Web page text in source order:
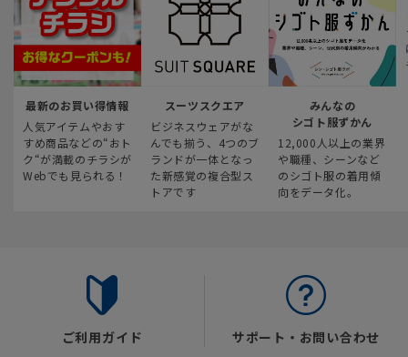
最新のお買い得情報
人気アイテムやおす
すめ商品などの“おト
ク“が満載のチラシが
Webでも見られる！
スーツスクエア
ビジネスウェアがな
んでも揃う、4つのブ
ランドが一体となっ
た新感覚の複合型ス
トアです
みんなの
シゴト服ずかん
12,000人以上の業界
や職種、シーンなど
のシゴト服の着用傾
向をデータ化。
ご利用ガイド サポート・お問い合わせ